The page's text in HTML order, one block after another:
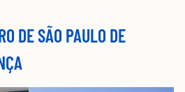
DE SÃO PAULO DE